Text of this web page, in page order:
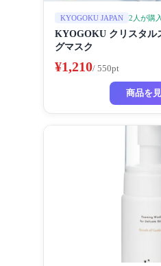
KYOGOKU JAPAN 2人が購入
KYOGOKU クリスタル
グマスク
¥1,210/ 550pt
商品を